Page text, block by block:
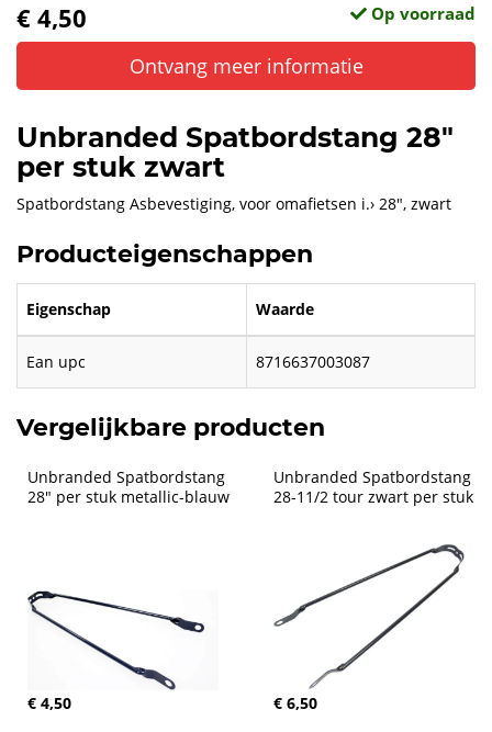
€ 4,50 Op voorraad
Ontvang meer informatie
Unbranded Spatbordstang 28"
per stuk zwart
Spatbordstang Asbevestiging, voor omafietsen i.› 28", zwart
Producteigenschappen
Eigenschap Waarde
Ean upc 8716637003087
Vergelijkbare producten
Unbranded Spatbordstang
28" per stuk metallic-blauw
€ 4,50
Unbranded Spatbordstang
28-11/2 tour zwart per stuk
€ 6,50